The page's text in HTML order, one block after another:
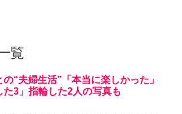
覧
の“夫婦生活”「本当に楽しかった」
た3」指輪した2人の写真も